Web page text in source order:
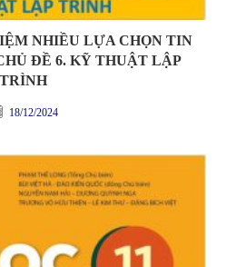
NHIỀU LỰA CHỌN TIN
ĐỀ 6. KỸ THUẬT LẬP
TRÌNH
18/12/2024